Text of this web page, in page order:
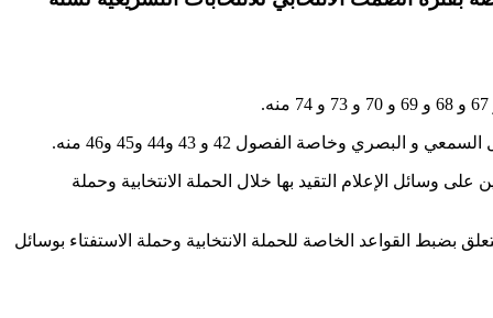
بضبط القواعد والشروط العامة التي يتعين على وسائل الإعلام التقيد بها خلال الحملة الانتخابية وحملة
بين الهيئة العليا المستقلة للانتخابات والهيئة العليا المستقلة للاتصال السمعي والبصري المؤرّخ في 5 جويلية 2014 والمتعلق بضبط القواعد الخاصة للحملة الانتخابية وحملة الاستفتاء بوسائل